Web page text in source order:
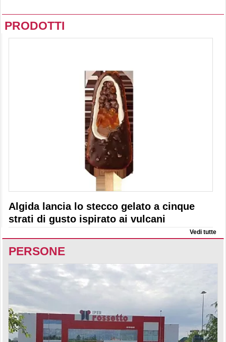
PRODOTTI
Algida lancia lo stecco gelato a cinque
strati di gusto ispirato ai vulcani
Vedi tutte
PERSONE